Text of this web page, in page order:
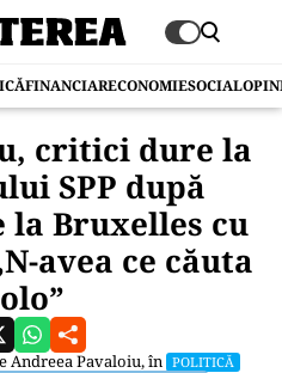
FINANCIARECONOMIESOCIAL
critici dure la
SPP după
Bruxelles cu
avea ce căuta
Andreea Pavaloiu, în POLITICĂ